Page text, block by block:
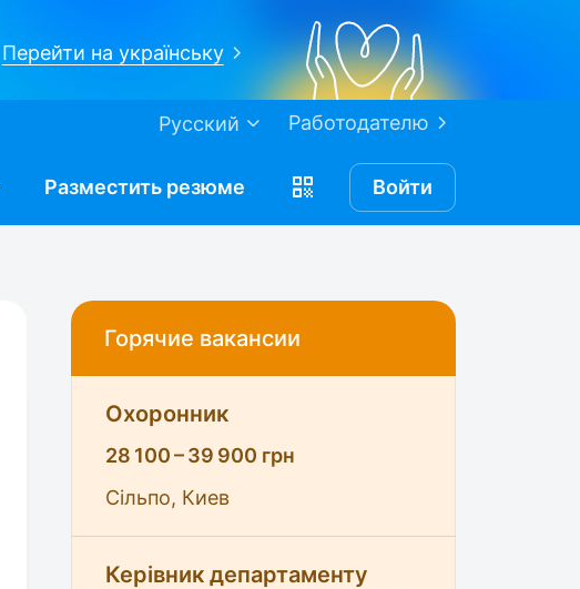
Перейти на українську
Работодателю
Русский
Разместить резюме Войти
Горячие вакансии
Охоронник
28 100 – 39 900 грн
Сільпо, Киев
Керівник департаменту